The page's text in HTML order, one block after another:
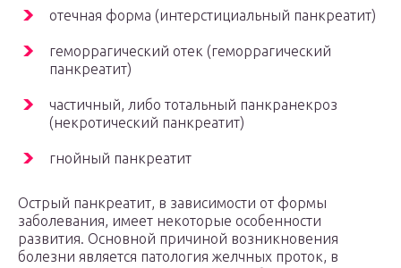
отечная форма (интерстициальный панкреатит)
геморрагический отек (геморрагический
панкреатит)
частичный, либо тотальный панкранекроз
(некротический панкреатит)
гнойный панкреатит
Острый панкреатит, в зависимости от формы
заболевания, имеет некоторые особенности
развития. Основной причиной возникновения
болезни является патология желчных проток, в